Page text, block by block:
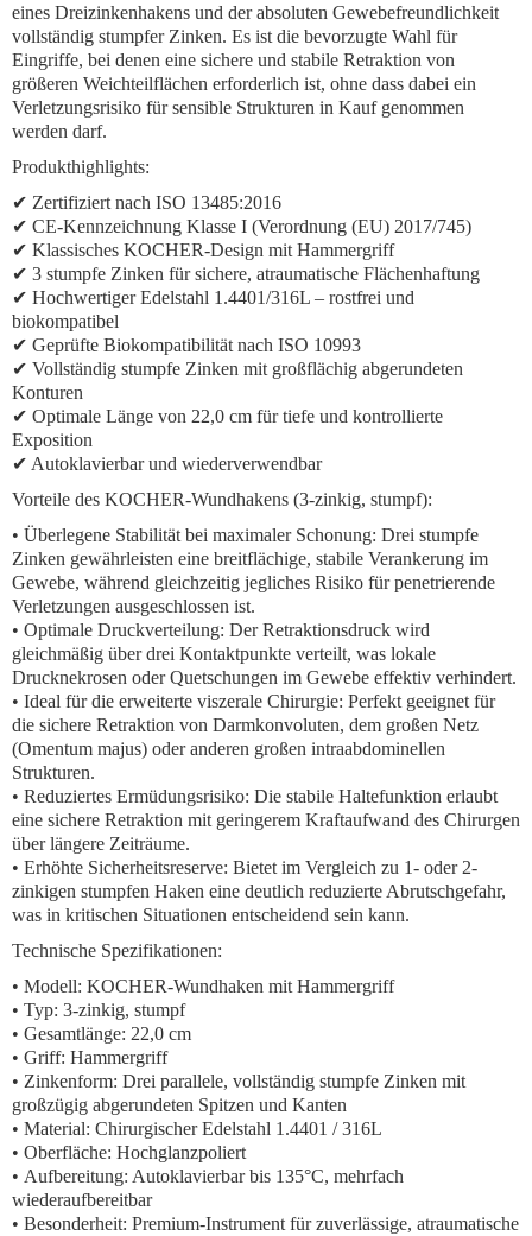
eines Dreizinkenhakens und der absoluten Gewebefreundlichkeit
vollständig stumpfer Zinken. Es ist die bevorzugte Wahl für
Eingriffe, bei denen eine sichere und stabile Retraktion von
größeren Weichteilflächen erforderlich ist, ohne dass dabei ein
Verletzungsrisiko für sensible Strukturen in Kauf genommen
werden darf.
Produkthighlights:
✔ Zertifiziert nach ISO 13485:2016
✔ CE-Kennzeichnung Klasse I (Verordnung (EU) 2017/745)
✔ Klassisches KOCHER-Design mit Hammergriff
✔ 3 stumpfe Zinken für sichere, atraumatische Flächenhaftung
✔ Hochwertiger Edelstahl 1.4401/316L – rostfrei und
biokompatibel
✔ Geprüfte Biokompatibilität nach ISO 10993
✔ Vollständig stumpfe Zinken mit großflächig abgerundeten
Konturen
✔ Optimale Länge von 22,0 cm für tiefe und kontrollierte
Exposition
✔ Autoklavierbar und wiederverwendbar
Vorteile des KOCHER-Wundhakens (3-zinkig, stumpf):
• Überlegene Stabilität bei maximaler Schonung: Drei stumpfe
Zinken gewährleisten eine breitflächige, stabile Verankerung im
Gewebe, während gleichzeitig jegliches Risiko für penetrierende
Verletzungen ausgeschlossen ist.
• Optimale Druckverteilung: Der Retraktionsdruck wird
gleichmäßig über drei Kontaktpunkte verteilt, was lokale
Drucknekrosen oder Quetschungen im Gewebe effektiv verhindert.
• Ideal für die erweiterte viszerale Chirurgie: Perfekt geeignet für
die sichere Retraktion von Darmkonvoluten, dem großen Netz
(Omentum majus) oder anderen großen intraabdominellen
Strukturen.
• Reduziertes Ermüdungsrisiko: Die stabile Haltefunktion erlaubt
eine sichere Retraktion mit geringerem Kraftaufwand des Chirurgen
über längere Zeiträume.
• Erhöhte Sicherheitsreserve: Bietet im Vergleich zu 1- oder 2-
zinkigen stumpfen Haken eine deutlich reduzierte Abrutschgefahr,
was in kritischen Situationen entscheidend sein kann.
Technische Spezifikationen:
• Modell: KOCHER-Wundhaken mit Hammergriff
• Typ: 3-zinkig, stumpf
• Gesamtlänge: 22,0 cm
• Griff: Hammergriff
• Zinkenform: Drei parallele, vollständig stumpfe Zinken mit
großzügig abgerundeten Spitzen und Kanten
• Material: Chirurgischer Edelstahl 1.4401 / 316L
• Oberfläche: Hochglanzpoliert
• Aufbereitung: Autoklavierbar bis 135°C, mehrfach
wiederaufbereitbar
• Besonderheit: Premium-Instrument für zuverlässige, atraumatische